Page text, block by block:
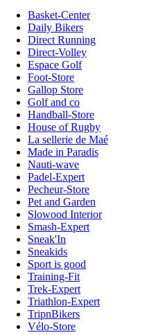
Basket-Center
Daily Bikers
Direct Running
Direct-Volley
Espace Golf
Foot-Store
Gallop Store
Golf and co
Handball-Store
House of Rugby
La sellerie de Maé
Made in Paradis
Nauti-wave
Padel-Expert
Pecheur-Store
Pet and Garden
Slowood Interior
Smash-Expert
Sneak'In
Sneakids
Sport is good
Training-Fit
Trek-Expert
Triathlon-Expert
TripnBikers
Vélo-Store